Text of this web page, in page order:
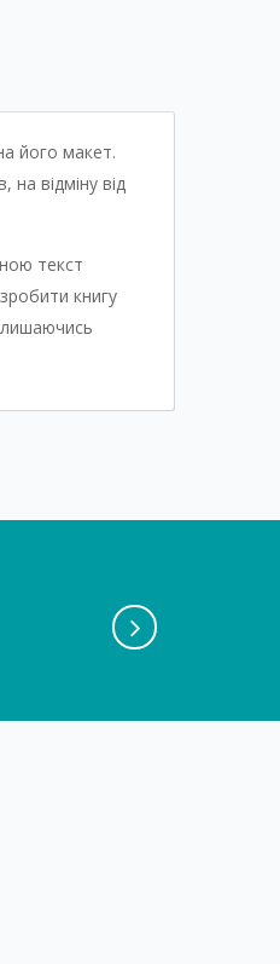
його макет.
відміну від
текст
книгу